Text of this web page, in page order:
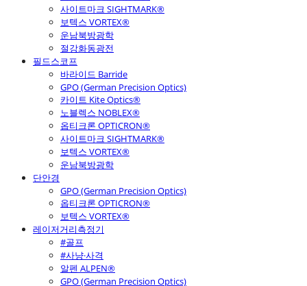
사이트마크 SIGHTMARK®
보텍스 VORTEX®
운남북방광학
절강화동광전
필드스코프
바라이드 Barride
GPO (German Precision Optics)
카이트 Kite Optics®
노블렉스 NOBLEX®
옵티크론 OPTICRON®
사이트마크 SIGHTMARK®
보텍스 VORTEX®
운남북방광학
단안경
GPO (German Precision Optics)
옵티크론 OPTICRON®
보텍스 VORTEX®
레이저거리측정기
#골프
#사냥·사격
알펜 ALPEN®
GPO (German Precision Optics)